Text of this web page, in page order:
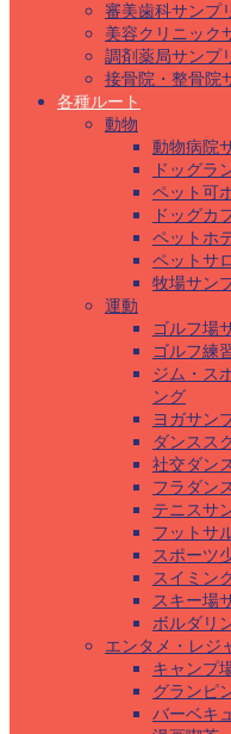
審美歯科サンプ
美容クリニック
調剤薬局サンプ
接骨院・整骨院
各種ルート
動物
動物病院
ドッグラ
ペット可
ドッグカ
ペットホ
ペットサ
牧場サン
運動
ゴルフ場
ゴルフ練
ジム・ス
ング
ヨガサン
ダンスス
社交ダン
フラダン
テニスサ
フットサ
スポーツ
スイミン
スキー場
ボルダリ
エンタメ・レジ
キャンプ
グランピ
バーベキ